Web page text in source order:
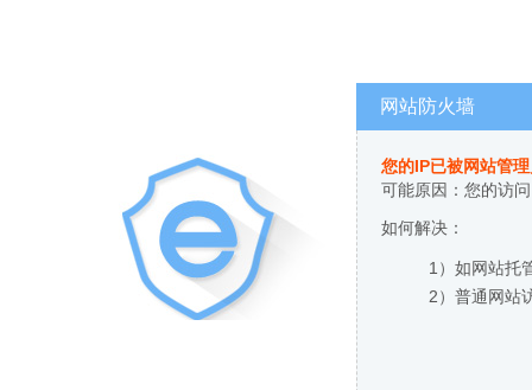
网站防火墙
您的IP已被网站管
可能原因：您的访
如何解决：
1）如网站托
2）普通网站